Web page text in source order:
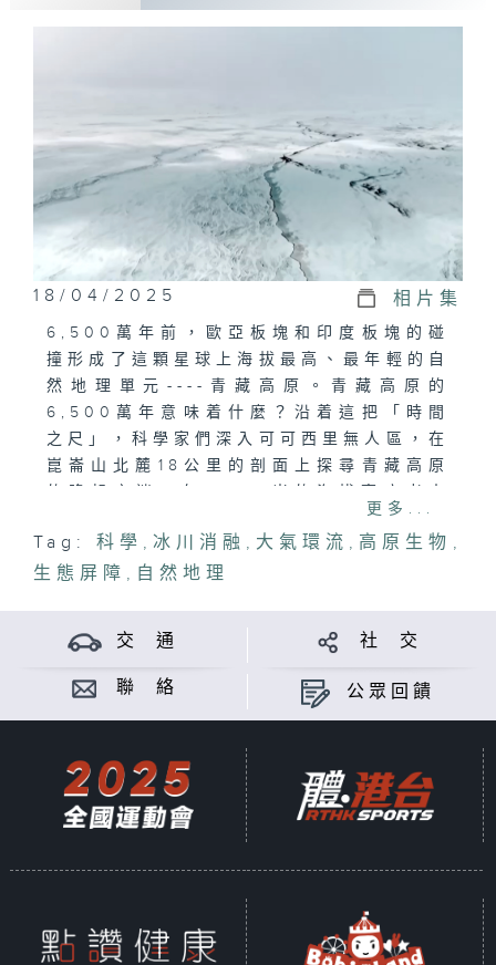
18/04/2025 相片集
6,500萬年前，歐亞板塊和印度板塊的碰
撞形成了這顆星球上海拔最高、最年輕的自
然地理單元----青藏高原。青藏高原的
6,500萬年意味着什麼？沿着這把「時間
之尺」，科學家們深入可可西里無人區，在
崑崙山北麓18公里的剖面上探尋青藏高原
人類文明的印記。沿着「時間之尺」，科學
家揭示青藏高原的過去、現在和未來。
更多...
Tag: 科學 , 冰川消融 , 大氣環流 , 高原生物 ,
生態屏障 , 自然地理
交 通 社 交
聯 絡 公眾回饋